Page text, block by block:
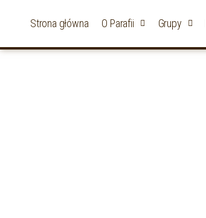
Strona główna O Parafii Grupy